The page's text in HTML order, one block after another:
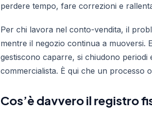
perdere tempo, fare correzioni e
Per chi lavora nel conto-vendita, il
mentre il negozio continua a muoversi.
gestiscono caparre, si chiudono
commercialista. È qui che un processo
Cos’è davvero il registro